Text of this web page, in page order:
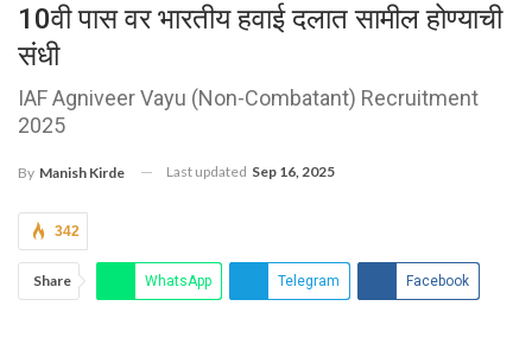
10वी पास वर भारतीय हवाई दलात सामील होण्याची
संधी
IAF Agniveer Vayu (Non-Combatant) Recruitment
2025
By Manish Kirde Last updated Sep 16, 2025
342
Share WhatsApp Telegram Facebook